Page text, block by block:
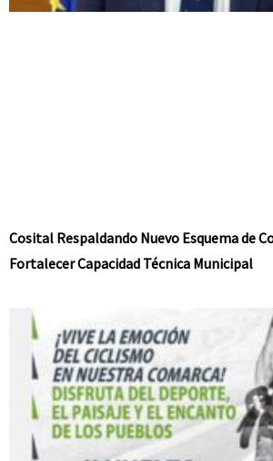
Cosital Respaldando Nuevo Esquema de
Fortalecer Capacidad Técnica Municipal